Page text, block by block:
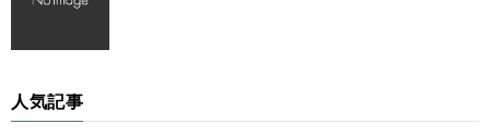
人気記事